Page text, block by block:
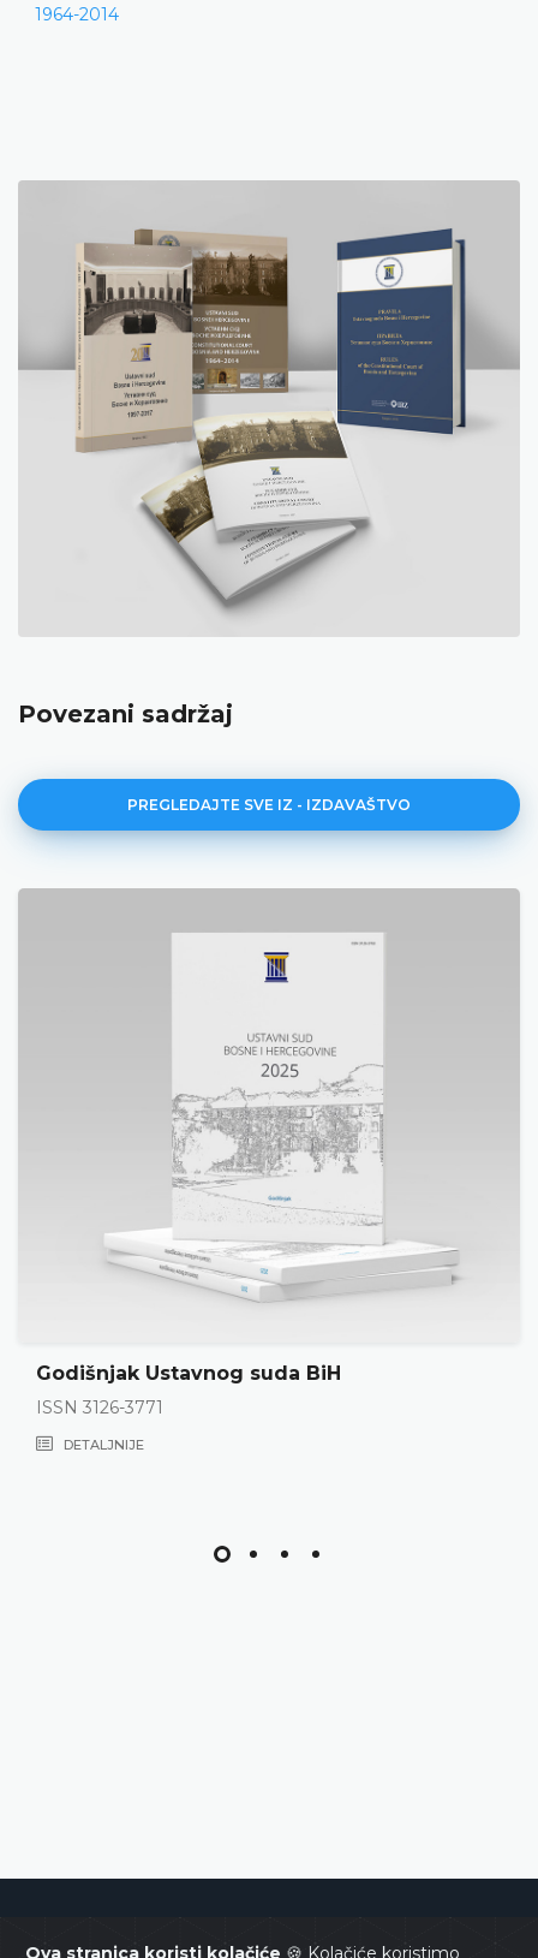
Ova stranica koristi kolačiće 🍪 Kolačiće koristimo
1964-2014
Povezani sadržaj
PREGLEDAJTE SVE IZ - IZDAVAŠTVO
Godišnjak Ustavnog suda BiH
ISSN 3126-3771
DETALJNIJE